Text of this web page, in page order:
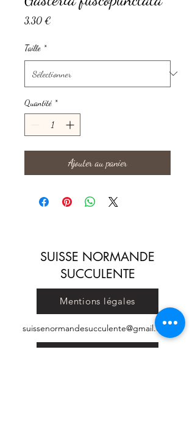
3,30 €
Taille *
Quantité *
Ajouter au panier
SUISSE NORMANDE
SUCCULENTE
Mentions légales
suissenormandesucculente@gmail.com